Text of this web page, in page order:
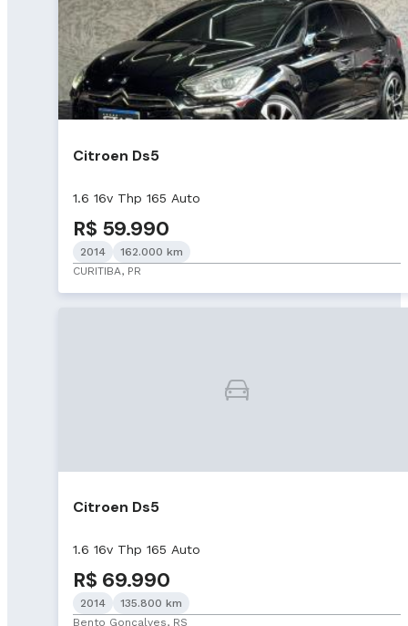
Citroen Ds5
1.6 16v Thp 165 Auto
R$ 59.990
2014
162.000 km
CURITIBA, PR
Citroen Ds5
1.6 16v Thp 165 Auto
R$ 69.990
2014
135.800 km
Bento Gonçalves, RS